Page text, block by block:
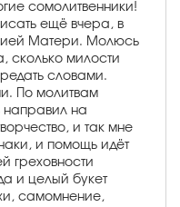
сомолитвенники!
ещё вчера, в
Матери. Молюсь
сколько милости
словами.
По молитвам
направил на
и так мне
и помощь идёт
греховности
и целый букет
самомнение,